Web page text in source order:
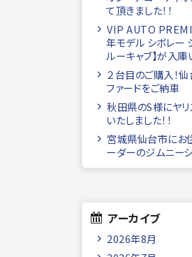
て頂きました！！
VIP AUTO
年モデル シボレー
ルーキャブ】が入庫
２台目のご購入！
ファードをご納車
秋田県のS様にヤ
いたしました！！
宮城県仙台市にお
ーダーのジムニー
アーカイブ
2026年8月